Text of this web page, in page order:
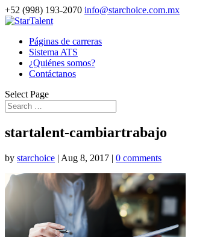
+52 (998) 193-2070 info@starchoice.com.mx
Páginas de carreras
Sistema ATS
¿Quiénes somos?
Contáctanos
Select Page
startalent-cambiartrabajo
by starchoice | Aug 8, 2017 | 0 comments